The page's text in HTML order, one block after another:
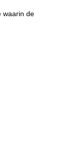
waarin de